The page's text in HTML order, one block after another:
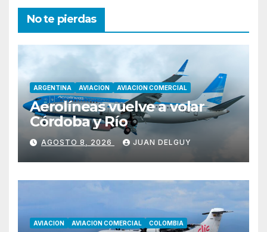
No te pierdas
ARGENTINA AVIACION AVIACION COMERCIAL
Aerolíneas vuelve a volar
Córdoba y Río
AGOSTO 8, 2026 JUAN DELGUY
AVIACION AVIACION COMERCIAL COLOMBIA